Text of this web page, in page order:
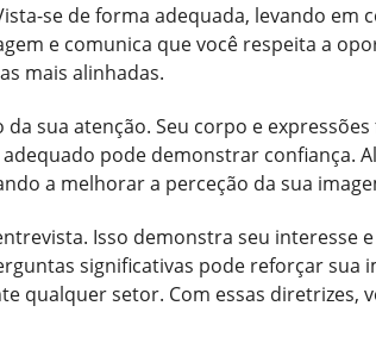
se de forma adequada, levando em
e comunica que você respeita a
mais alinhadas.
sua atenção. Seu corpo e
pode demonstrar confiança.
a melhorar a perceção da sua
Isso demonstra seu interesse
significativas pode reforçar sua
qualquer setor. Com essas diretrizes,